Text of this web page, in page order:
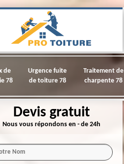
de
78
Urgence fuite
de toiture 78
Traitement de
charpente 78
Devis gratuit
Nous vous répondons en - de 24h